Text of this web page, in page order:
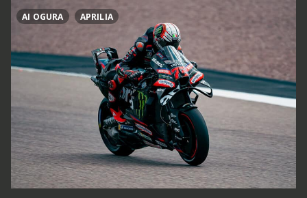
AI OGURA APRILIA